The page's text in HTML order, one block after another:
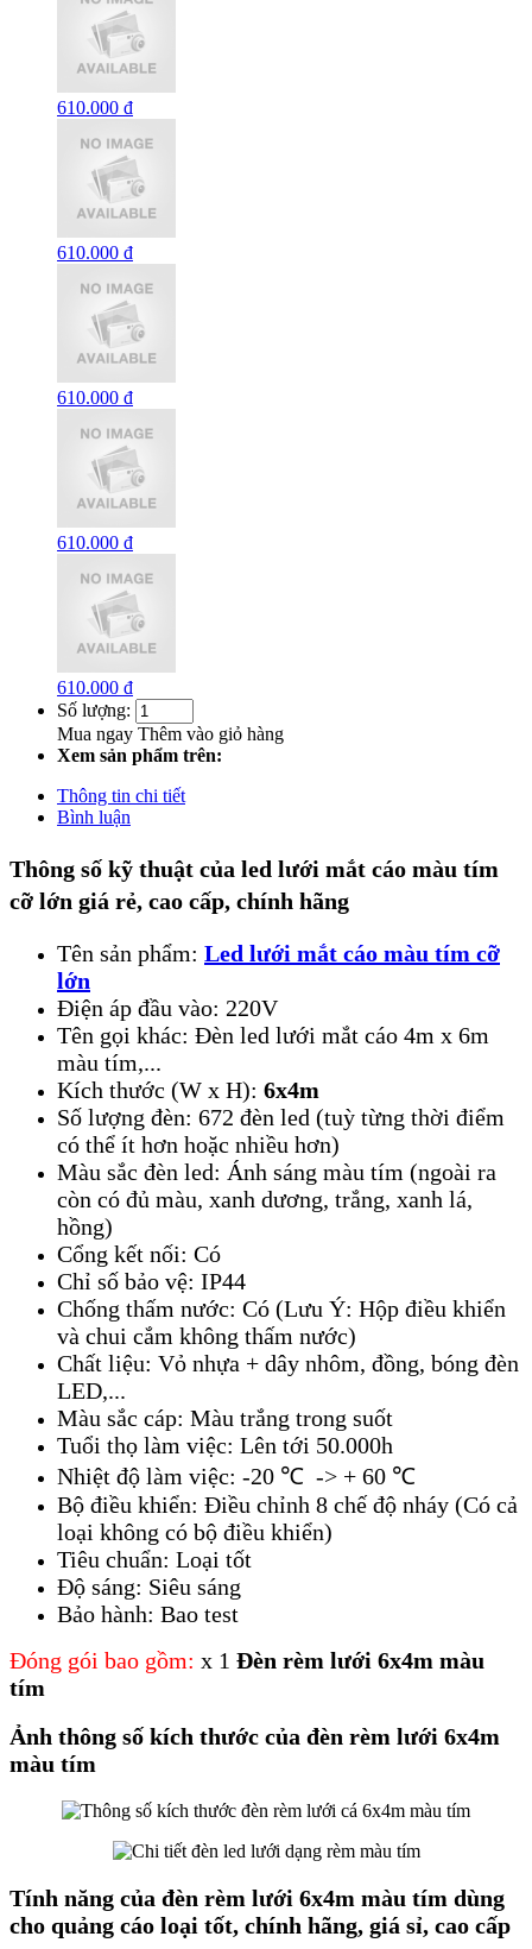
610.000 đ
610.000 đ
610.000 đ
610.000 đ
610.000 đ
Số lượng:
Mua ngay Thêm vào giỏ hàng
Xem sản phẩm trên:
Thông tin chi tiết
Bình luận
Thông số kỹ thuật của led lưới mắt cáo màu tím
cỡ lớn giá rẻ, cao cấp, chính hãng
Tên sản phẩm: Led lưới mắt cáo màu tím cỡ
lớn
Điện áp đầu vào: 220V
Tên gọi khác: Đèn led lưới mắt cáo 4m x 6m
màu tím,...
Kích thước (W x H): 6x4m
Số lượng đèn: 672 đèn led (tuỳ từng thời điểm
có thể ít hơn hoặc nhiều hơn)
Màu sắc đèn led: Ánh sáng màu tím (ngoài ra
còn có đủ màu, xanh dương, trắng, xanh lá,
hồng)
Cổng kết nối: Có
Chỉ số bảo vệ: IP44
Chống thấm nước: Có (Lưu Ý: Hộp điều khiển
và chui cắm không thấm nước)
Chất liệu: Vỏ nhựa + dây nhôm, đồng, bóng đèn
LED,...
Màu sắc cáp: Màu trắng trong suốt
Tuổi thọ làm việc: Lên tới 50.000h
Nhiệt độ làm việc: -20 ℃ -> + 60 ℃
Bộ điều khiển: Điều chỉnh 8 chế độ nháy (Có cả
loại không có bộ điều khiển)
Tiêu chuẩn: Loại tốt
Độ sáng: Siêu sáng
Bảo hành: Bao test
​Đóng gói bao gồm: x 1 Đèn rèm lưới 6x4m màu
tím
Ảnh thông số kích thước của đèn rèm lưới 6x4m
màu tím
Tính năng của đèn rèm lưới 6x4m màu tím dùng
cho quảng cáo loại tốt, chính hãng, giá sỉ, cao cấp